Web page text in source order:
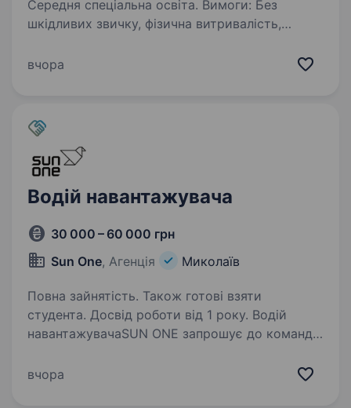
Середня спеціальна освіта. Вимоги: Без
шкідливих звичку, фізична витривалість,
понеділок — п’ятниця, с 7.00 до 18.00. склад
вчора
Водій навантажувача
30 000 – 60 000 грн
Sun One, Агенція Миколаїв
Повна зайнятість. Також готові взяти
студента. Досвід роботи від 1 року. Водій
навантажувачаSUN ONE запрошує до команди
посвідчення водія навантажувача та хочете
вчора